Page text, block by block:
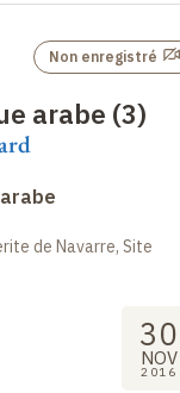
arabe (3)
Non enregistré
de Navarre, Site
30
NOV
2016